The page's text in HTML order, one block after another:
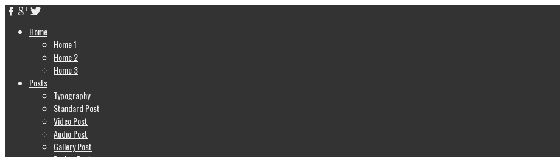
Home
Home 1
Home 2
Home 3
Posts
Typography
Standard Post
Video Post
Audio Post
Gallery Post